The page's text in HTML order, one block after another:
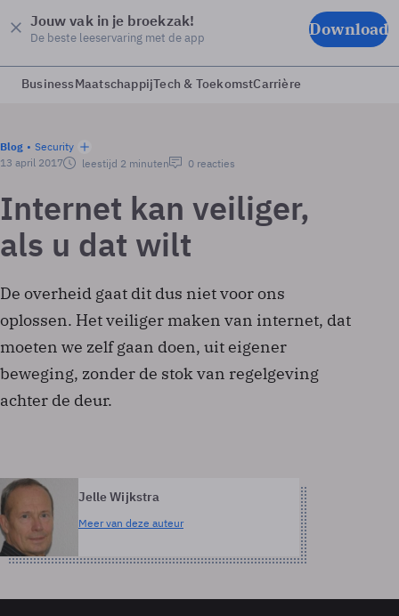
Jouw vak in je broekzak!
De beste leeservaring met de app Download
BusinessMaatschappijTech & ToekomstCarrière
Blog
Security
13 april 2017
leestijd 2 minuten 0 reacties
Internet kan veiliger,
als u dat wilt
De overheid gaat dit dus niet voor ons
oplossen. Het veiliger maken van internet, dat
moeten we zelf gaan doen, uit eigener
beweging, zonder de stok van regelgeving
achter de deur.
Jelle Wijkstra
Meer van deze auteur